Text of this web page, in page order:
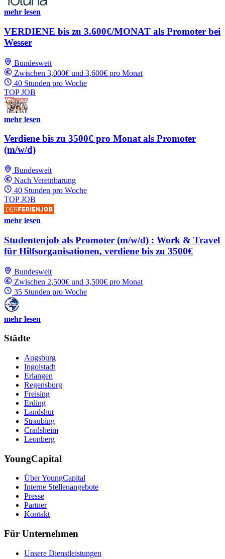
mehr lesen
VERDIENE bis zu 3.600€/MONAT als Promoter bei
Wesser
Bundesweit
Zwischen 3,000€ und 3,600€ pro Monat
40 Stunden pro Woche
TOP JOB
mehr lesen
Verdiene bis zu 3500€ pro Monat als Promoter
(m/w/d)
Bundesweit
Nach Vereinbarung
40 Stunden pro Woche
TOP JOB
mehr lesen
Studentenjob als Promoter (m/w/d) : Work & Travel
für Hilfsorganisationen, verdiene bis zu 3500€
Bundesweit
Zwischen 2,500€ und 3,500€ pro Monat
35 Stunden pro Woche
mehr lesen
Städte
Augsburg
Ingolstadt
Erlangen
Regensburg
Freising
Erding
Landshut
Straubing
Crailsheim
Leonberg
YoungCapital
Über YoungCapital
Interne Stellenangebote
Presse
Partner
Kontakt
Für Unternehmen
Unsere Dienstleistungen